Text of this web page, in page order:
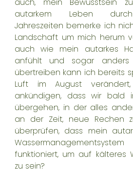
autarkem Leben
Jahreszeiten bemerke ich
Landschaft um mich herum
auch wie mein autarkes
anfühlt und sogar
übertreiben kann ich bereits
Luft im August
ankündigen, dass wir bald
übergehen, in der alles
an der Zeit, neue Rechen
überprüfen, dass mein
Wassermanagementsystem
funktioniert, um auf kälteres
zu sein?